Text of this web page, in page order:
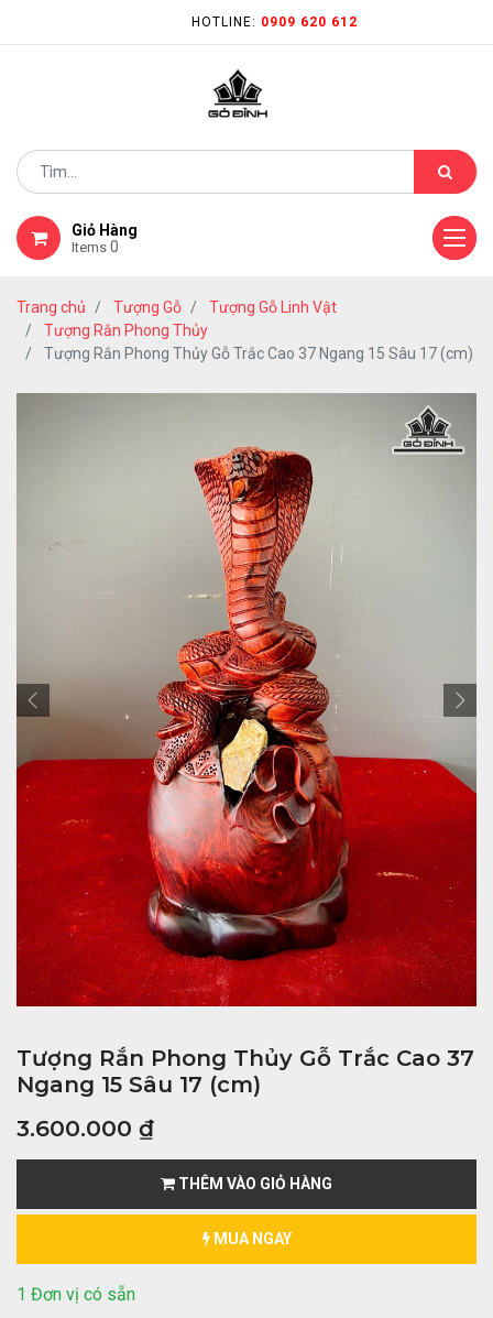
HOTLINE: 0909 620 612
Giỏ Hàng
Items 0
Trang chủ Tượng Gỗ
Tượng Gỗ Linh Vật
Tượng Rắn Phong Thủy
Tượng Rắn Phong Thủy Gỗ Trắc Cao 37 Ngang 15 Sâu 17 (cm)
Tượng Rắn Phong Thủy Gỗ Trắc Cao 37
Ngang 15 Sâu 17 (cm)
3.600.000 ₫
THÊM VÀO GIỎ HÀNG
MUA NGAY
1 Đơn vị có sẵn